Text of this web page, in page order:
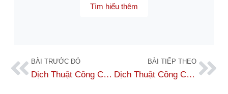
Tìm hiểu thêm
BÀI TRƯỚC ĐÓ
Dịch Thuật Công Chứng Giấy Xác Nhận Thu Nhập Sang Tiếng Anh Uy Tín, Lấy Nhanh
BÀI TIẾP THEO
Dịch Thuật Công Chứng Điều Lệ Công Ty Nhanh, Chuẩn – Chỉ Có Tại Dịch Thuật Số 1